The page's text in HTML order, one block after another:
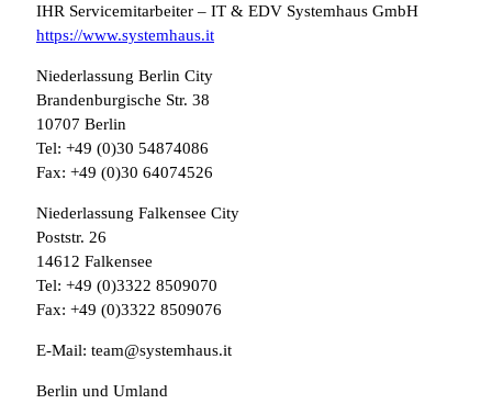
IHR Servicemitarbeiter – IT & EDV Systemhaus GmbH
https://www.systemhaus.it
Niederlassung Berlin City
Brandenburgische Str. 38
10707 Berlin
Tel: +49 (0)30 54874086
Fax: +49 (0)30 64074526
Niederlassung Falkensee City
Poststr. 26
14612 Falkensee
Tel: +49 (0)3322 8509070
Fax: +49 (0)3322 8509076
E-Mail: team@systemhaus.it
Berlin und Umland